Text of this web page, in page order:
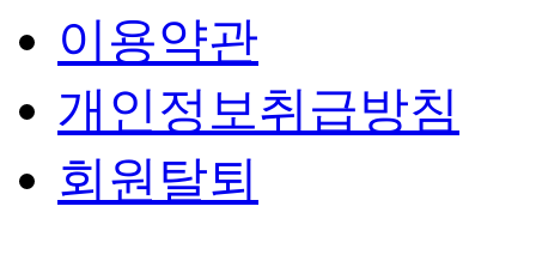
이용약관
개인정보취급방침
회원탈퇴